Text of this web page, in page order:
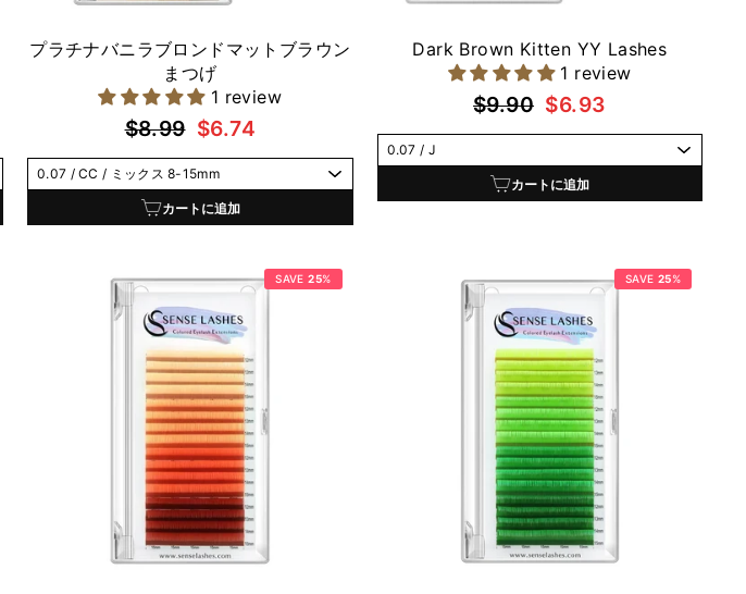
プラチナバニラブロンドマットブラウン
まつげ
1 review
通
常
価
$8.99 セ
ー
ル
価
$6.74
カートに追加
Dark Brown Kitten YY Lashes
1 review
通
常
価
$9.90 セ
ー
ル
価
$6.93
カートに追加
SAVE25% SAVE 25%